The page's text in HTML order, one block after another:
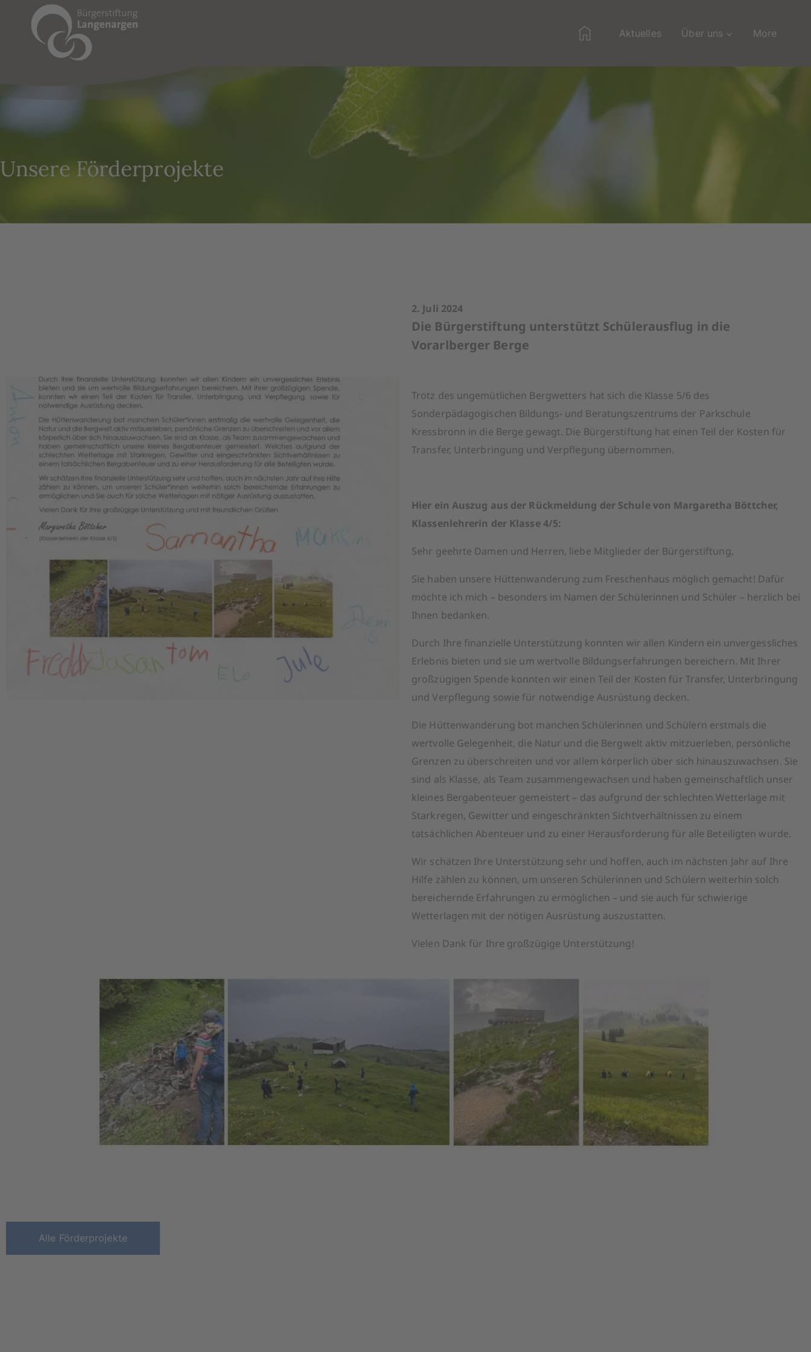
Home Aktuelles Über uns More
Unsere Förderprojekte
2. Juli 2024
Die Bürgerstiftung unterstützt Schülerausflug in die
Vorarlberger Berge
Trotz des ungemütlichen Bergwetters hat sich die Klasse 5/6 des
Sonderpädagogischen Bildungs- und Beratungszentrums der Parkschule
Kressbronn in die Berge gewagt. Die Bürgerstiftung hat einen Teil der Kosten für
Transfer, Unterbringung und Verpflegung übernommen.
Hier ein Auszug aus der Rückmeldung der Schule von Margaretha Böttcher,
Klassenlehrerin der Klasse 4/5:
Sehr geehrte Damen und Herren, liebe Mitglieder der Bürgerstiftung,
Sie haben unsere Hüttenwanderung zum Freschenhaus möglich gemacht! Dafür
möchte ich mich – besonders im Namen der Schülerinnen und Schüler – herzlich bei
Ihnen bedanken.
Durch Ihre finanzielle Unterstützung konnten wir allen Kindern ein unvergessliches
Erlebnis bieten und sie um wertvolle Bildungserfahrungen bereichern. Mit Ihrer
großzügigen Spende konnten wir einen Teil der Kosten für Transfer, Unterbringung
und Verpflegung sowie für notwendige Ausrüstung decken.
Die Hüttenwanderung bot manchen Schülerinnen und Schülern erstmals die
wertvolle Gelegenheit, die Natur und die Bergwelt aktiv mitzuerleben, persönliche
Grenzen zu überschreiten und vor allem körperlich über sich hinauszuwachsen. Sie
sind als Klasse, als Team zusammengewachsen und haben gemeinschaftlich unser
kleines Bergabenteuer gemeistert – das aufgrund der schlechten Wetterlage mit
Starkregen, Gewitter und eingeschränkten Sichtverhältnissen zu einem
tatsächlichen Abenteuer und zu einer Herausforderung für alle Beteiligten wurde.
Wir schätzen Ihre Unterstützung sehr und hoffen, auch im nächsten Jahr auf Ihre
Hilfe zählen zu können, um unseren Schülerinnen und Schülern weiterhin solch
bereichernde Erfahrungen zu ermöglichen – und sie auch für schwierige
Wetterlagen mit der nötigen Ausrüstung auszustatten.
Vielen Dank für Ihre großzügige Unterstützung!
Alle Förderprojekte